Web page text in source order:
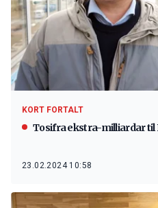
KORT FORTALT
Tosifra ekstra-milliardar til
23.02.2024 10:58